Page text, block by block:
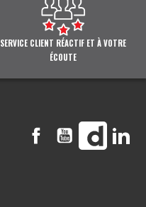
SERVICE CLIENT RÉACTIF ET À VOTRE
ÉCOUTE
FacebookYouTubeVimeo